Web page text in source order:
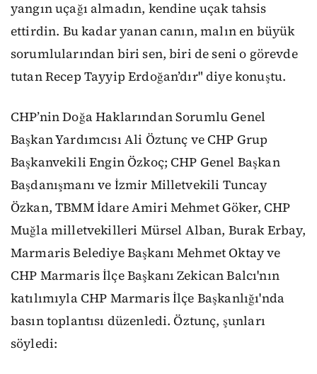
yangın uçağı almadın, kendine uçak tahsis
ettirdin. Bu kadar yanan canın, malın en büyük
sorumlularından biri sen, biri de seni o görevde
tutan Recep Tayyip Erdoğan’dır" diye konuştu.
CHP’nin Doğa Haklarından Sorumlu Genel
Başkan Yardımcısı Ali Öztunç ve CHP Grup
Başkanvekili Engin Özkoç; CHP Genel Başkan
Başdanışmanı ve İzmir Milletvekili Tuncay
Özkan, TBMM İdare Amiri Mehmet Göker, CHP
Muğla milletvekilleri Mürsel Alban, Burak Erbay,
Marmaris Belediye Başkanı Mehmet Oktay ve
CHP Marmaris İlçe Başkanı Zekican Balcı'nın
katılımıyla CHP Marmaris İlçe Başkanlığı'nda
basın toplantısı düzenledi. Öztunç, şunları
söyledi: